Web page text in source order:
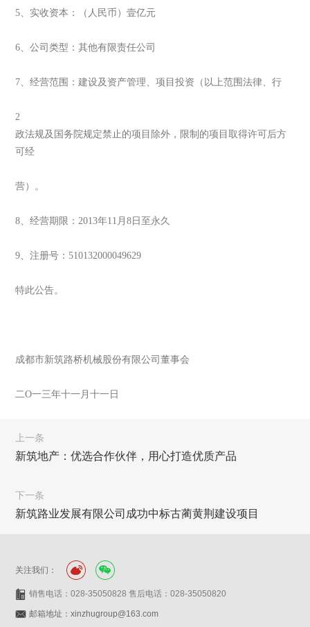
5、实收资本：（人民币）壹亿元
6、公司类型：其他有限责任公司
7、经营范围：建设及资产管理、项目投资（以上范围法律、行
2
政法规及国务院规定禁止的项目除外，限制的项目取得许可后方
可经
营）。
8、经营期限：2013年11月8日至永久
9、注册号：510132000049629
特此公告。
成都市新筑路桥机械股份有限公司董事会
二O一三年十一月十一日
上一条
新筑地产：优选合作伙伴，用心打造优质产品
下一条
新筑路业发展有限公司成功中标古蔺黄荆建设项目
关注我们：
销售电话：028-35050828 售后电话：028-35050820
邮箱地址：xinzhugroup@163.com